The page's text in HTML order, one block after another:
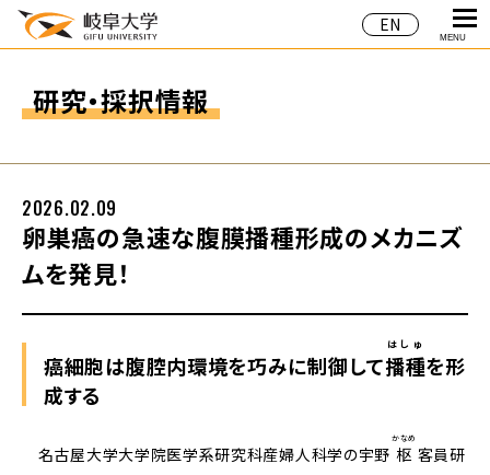
EN
MENU
研究・採択情報
卵巣癌の急速な腹膜播種形成のメカニズ
ムを発見！
2026.02.09
癌細胞は腹腔内環境を巧みに制御して播種
はしゅ
を形
成する
名古屋大学大学院医学系研究科産婦人科学の宇野 枢
かなめ
客員研